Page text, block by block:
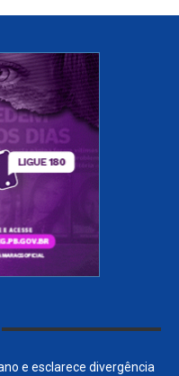
e esclarece divergência